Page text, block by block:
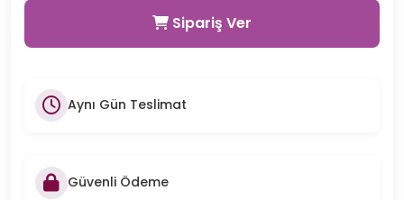
Sipariş Ver
Aynı Gün Teslimat
Güvenli Ödeme